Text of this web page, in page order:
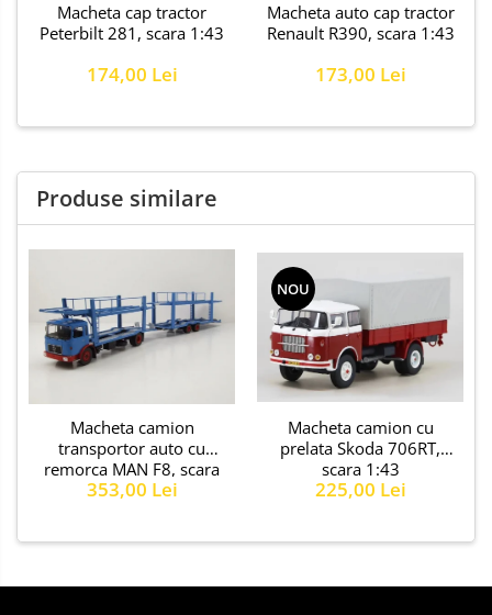
Macheta cap tractor
Peterbilt 281, scara 1:43
174,00 Lei
Macheta auto cap tractor
Renault R390, scara 1:43
173,00 Lei
Produse similare
Macheta camion
transportor auto cu
remorca MAN F8, scara
1:43
353,00 Lei
NOU
Macheta camion cu
prelata Skoda 706RT,
scara 1:43
225,00 Lei